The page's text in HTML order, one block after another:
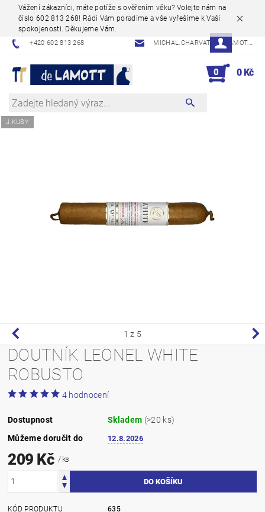
Vážení zákazníci, máte potíže s ověřením věku? Volejte nám na
číslo 602 813 268! Rádi Vám poradíme a vše vyřešíme k Vaší
spokojenosti. Děkujeme Vám.
+420 602 813 268 MICHAL.CHARVAT@DELAMOT.CZ
0 0 Kč
J.KUSY
1 z 5
DOUTNÍK LEONEL WHITE
ROBUSTO
4 hodnocení
Dostupnost Skladem (>20 ks)
Můžeme doručit do
12.8.2026
209 Kč / ks
KÓD PRODUKTU
635